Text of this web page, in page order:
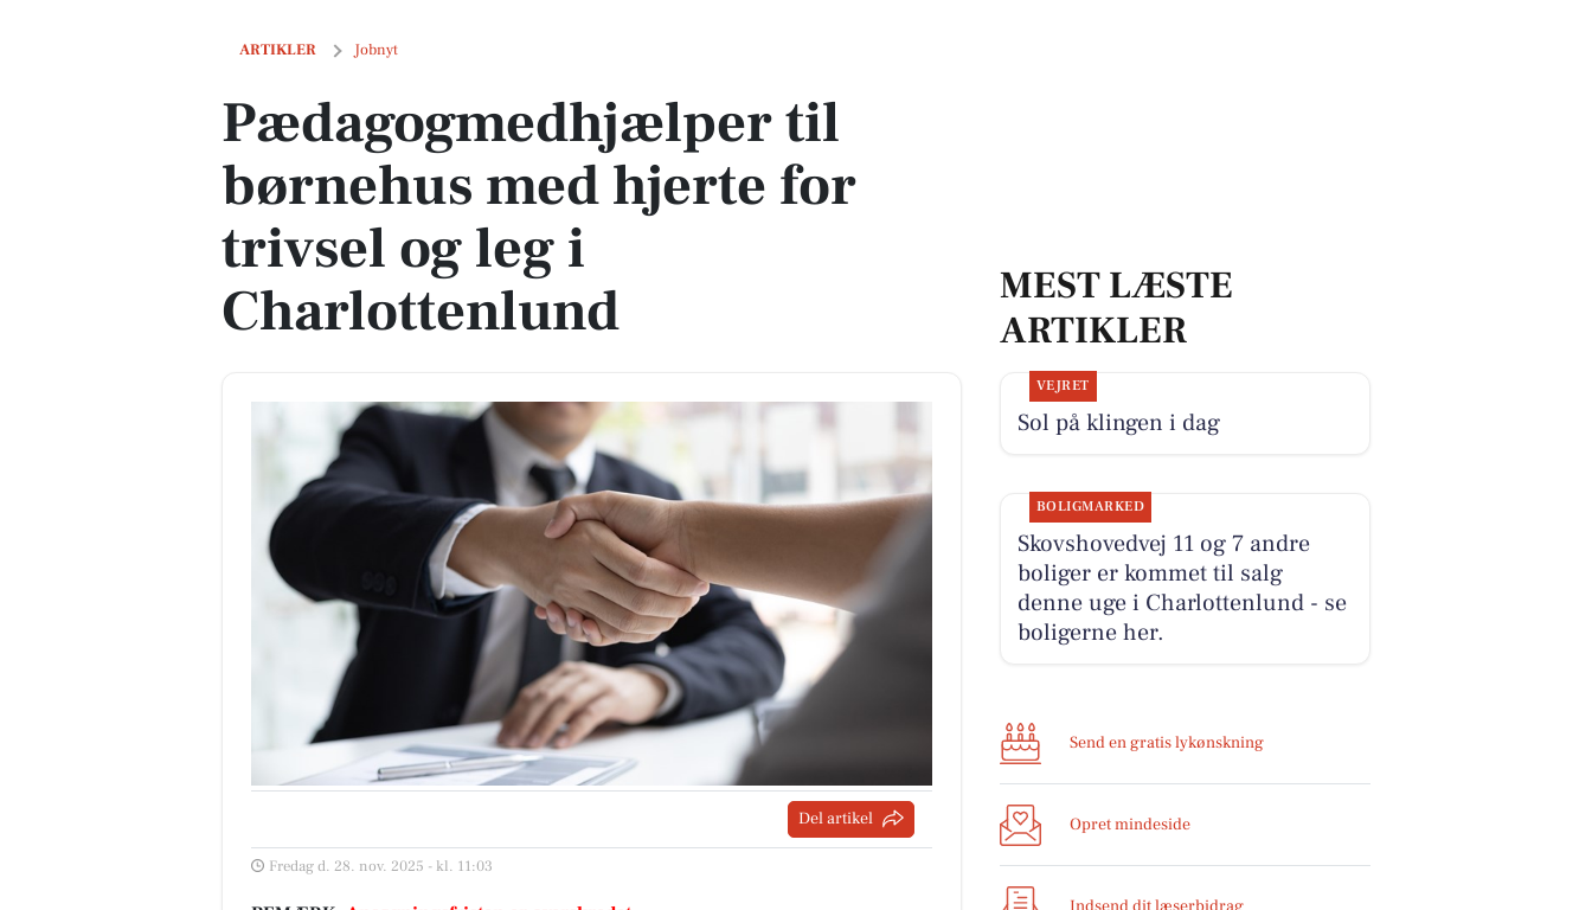
ARTIKLER Jobnyt
Pædagogmedhjælper til børnehus med hjerte for trivsel og leg i Charlottenlund
Pædagogmedhjælper til
børnehus med hjerte for
trivsel og leg i
Charlottenlund
Del artikel
Fredag d. 28. nov. 2025 - kl. 11:03
MEST LÆSTE
ARTIKLER
VEJRET
Sol på klingen i dag
BOLIGMARKED
Skovshovedvej 11 og 7 andre
boliger er kommet til salg
denne uge i Charlottenlund - se
boligerne her.
Send en gratis lykønskning
Opret mindeside